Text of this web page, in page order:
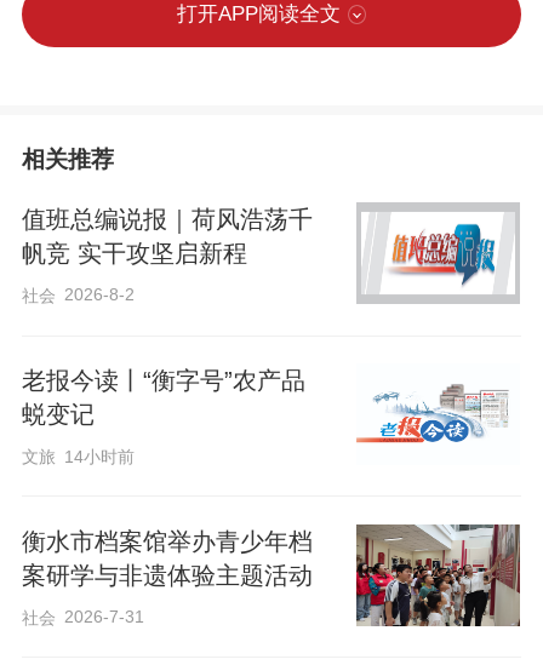
活动精准聚焦辖区高龄、独居、行动不便
的老年居民，志愿者们分组上门，提供一
对一全屋整理收纳服务。活动现场，专业
老年人东西多，按季节分类收纳，拿取才
方便”“卧室衣物这样叠，省空间还好找”，
一边手把手传授折叠技巧、空间规划、物
强。青年志愿者们撸起袖子、分工协作，
帮老人整理衣柜、归置杂物、规整卧室，
忙得热火朝天。
打开APP阅读全文
相关推荐
值班总编说报｜荷风浩荡千
帆竞 实干攻坚启新程
社会 2026-8-2
老报今读丨“衡字号”农产品
蜕变记
文旅 14小时前
衡水市档案馆举办青少年档
案研学与非遗体验主题活动
社会 2026-7-31